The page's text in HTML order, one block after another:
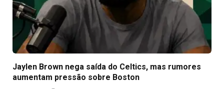
Jaylen Brown nega saída do Celtics, mas rumores
aumentam pressão sobre Boston